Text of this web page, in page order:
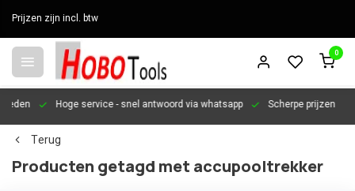
Prijzen zijn incl. btw
0
Hoge service- snel antwoord via whatsapp Scherpe prijzen
Terug
Producten getagd met accupooltrekker